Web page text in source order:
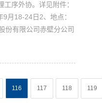
序外协。详见附件：
月18-24日2、地点：
份有限公司赤壁分公司
116 117 118 119